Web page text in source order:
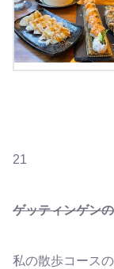
21
ゲッティンゲン
私の散歩コース